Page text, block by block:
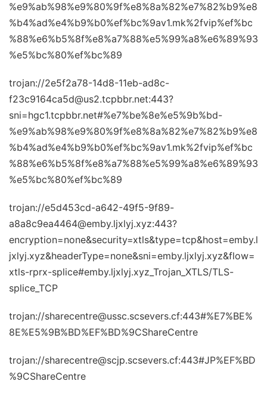
%e9%ab%98%e9%80%9f%e8%8a%82%e7%82%b9%e8
%b4%ad%e4%b9%b0%ef%bc%9av1.mk%2fvip%ef%bc
%88%e6%b5%8f%e8%a7%88%e5%99%a8%e6%89%93
%e5%bc%80%ef%bc%89
trojan://2e5f2a78-14d8-11eb-ad8c-
f23c9164ca5d@us2.tcpbbr.net:443?
sni=hgc1.tcpbbr.net#%e7%be%8e%e5%9b%bd-
%e9%ab%98%e9%80%9f%e8%8a%82%e7%82%b9%e8
%b4%ad%e4%b9%b0%ef%bc%9av1.mk%2fvip%ef%bc
%88%e6%b5%8f%e8%a7%88%e5%99%a8%e6%89%93
%e5%bc%80%ef%bc%89
trojan://e5d453cd-a642-49f5-9f89-
a8a8c9ea4464@emby.ljxlyj.xyz:443?
encryption=none&security=xtls&type=tcp&host=emby.l
jxlyj.xyz&headerType=none&sni=emby.ljxlyj.xyz&flow=
xtls-rprx-splice#emby.ljxlyj.xyz_Trojan_XTLS/TLS-
splice_TCP
trojan://sharecentre@ussc.scsevers.cf:443#%E7%BE%
8E%E5%9B%BD%EF%BD%9CShareCentre
trojan://sharecentre@scjp.scsevers.cf:443#JP%EF%BD
%9CShareCentre